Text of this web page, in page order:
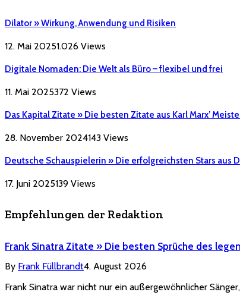
Dilator » Wirkung, Anwendung und Risiken
12. Mai 20251.026 Views
Digitale Nomaden: Die Welt als Büro – flexibel und frei
11. Mai 2025372 Views
Das Kapital Zitate » Die besten Zitate aus Karl Marx’
28. November 2024143 Views
Deutsche Schauspielerin » Die erfolgreichsten Stars aus
17. Juni 2025139 Views
Empfehlungen der Redaktion
Frank Sinatra Zitate » Die besten Sprüche des
By Frank Füllbrandt4. August 2026
Frank Sinatra war nicht nur ein außergewöhnlicher